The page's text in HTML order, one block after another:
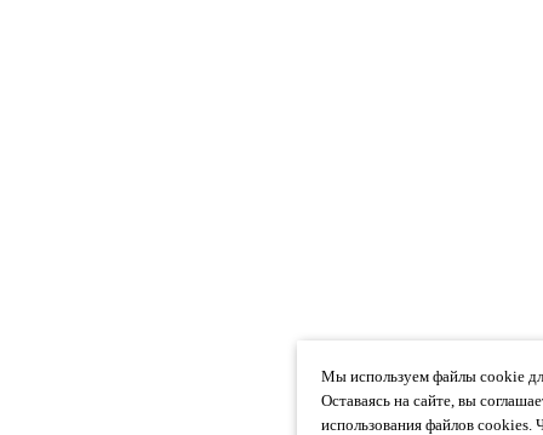
Мы используем файлы cookie
Оставаясь на сайте, вы
использования файлов cookies.